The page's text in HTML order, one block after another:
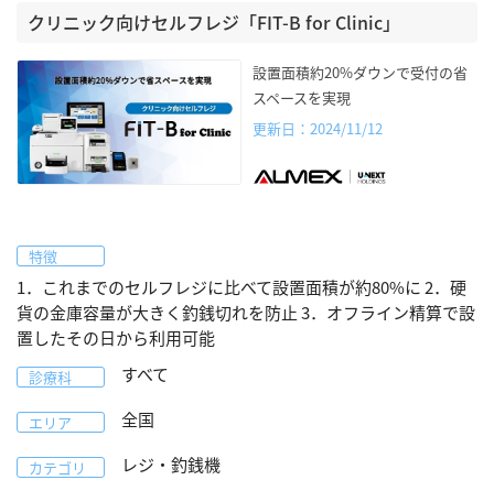
クリニック向けセルフレジ「FIT-B for Clinic」
設置面積約20%ダウンで受付の省
スペースを実現
更新日：2024/11/12
特徴
1．これまでのセルフレジに比べて設置面積が約80%に 2．硬
貨の金庫容量が大きく釣銭切れを防止 3．オフライン精算で設
置したその日から利用可能
診療科 すべて
エリア 全国
カテゴリ レジ・釣銭機